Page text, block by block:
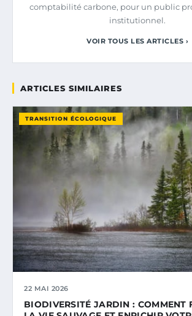
comptabilité carbone, pour un public
institutionnel.
VOIR TOUS LES ARTICLES ›
ARTICLES SIMILAIRES
TRANSITION ÉCOLOGIQUE
22 MAI 2026
BIODIVERSITÉ JARDIN : COMMENT